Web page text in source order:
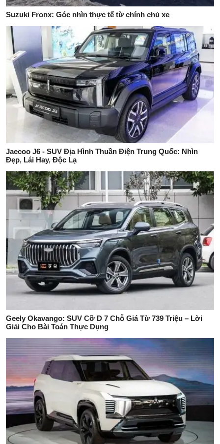
Suzuki Fronx: Góc nhìn thực tế từ chính chủ xe
Jaecoo J6 - SUV Địa Hình Thuần Điện Trung Quốc: Nhìn
Đẹp, Lái Hay, Độc Lạ
Geely Okavango: SUV Cỡ D 7 Chỗ Giá Từ 739 Triệu – Lời
Giải Cho Bài Toán Thực Dụng